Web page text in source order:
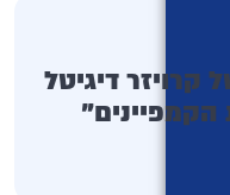
קרויזר דיגיטל